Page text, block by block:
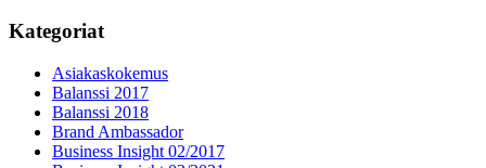
Kategoriat
Asiakaskokemus
Balanssi 2017
Balanssi 2018
Brand Ambassador
Business Insight 02/2017